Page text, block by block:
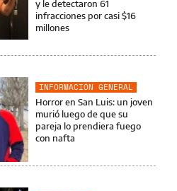
y le detectaron 61
infracciones por casi $16
millones
INFORMACIÓN GENERAL
Horror en San Luis: un joven
murió luego de que su
pareja lo prendiera fuego
con nafta